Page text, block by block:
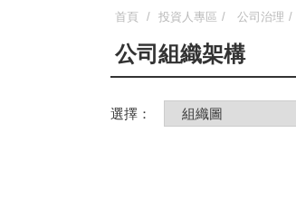
首頁 投資人專區 公司治理
公司組織架構
選擇：